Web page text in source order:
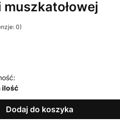
muszkatołowej
0)
ilość
Dodaj do koszyka